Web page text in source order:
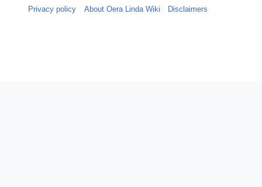
Privacy policy About Oera Linda Wiki Disclaimers